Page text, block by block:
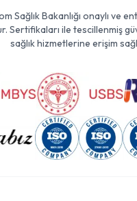
Sağlık Bakanlığı onaylı ve
Sertifikaları ile tescillenmiş
sağlık hizmetlerine erişim